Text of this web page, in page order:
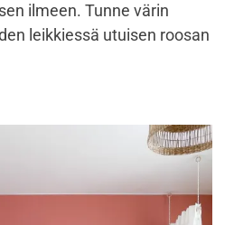
ilmeen. Tunne värin
leikkiessä utuisen roosan